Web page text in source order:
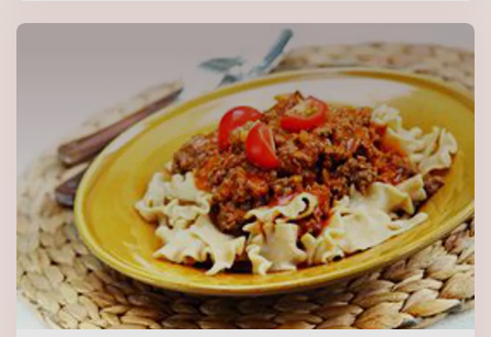
Lue lisää
Knorr Kanaliemi,
vähäsuolainen 1 kg /125 L
Lue lisää
Knorr Kasvisliemi,
vähäsuolainen 1kg/125L
Lue lisää